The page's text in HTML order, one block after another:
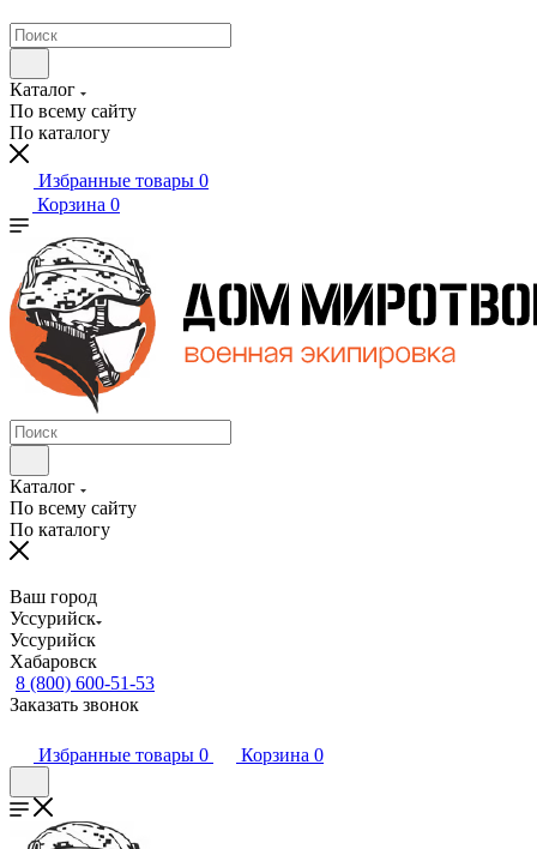
Каталог
По всему сайту
По каталогу
Избранные товары 0
Корзина 0
Каталог
По всему сайту
По каталогу
Ваш город
Уссурийск
Уссурийск
Хабаровск
8 (800) 600-51-53
Заказать звонок
Избранные товары 0 Корзина 0